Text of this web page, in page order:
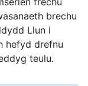
brechu
Llun i
hefyd drefnu
teulu.